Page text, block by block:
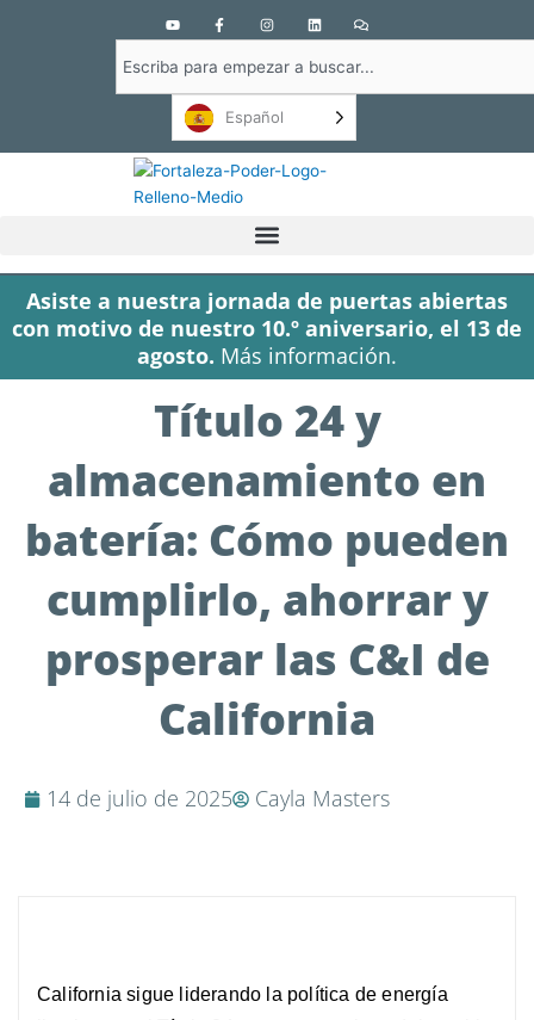
Y
o
u
t
u
b
F
a
c
e
b
o
f
I
n
s
t
a
g
a
L
i
n
k
e
d
C
o
m
e
n
t
en
Español
Asiste a nuestra jornada de puertas abiertas
con motivo de nuestro 10.º aniversario, el 13 de
agosto. Más información.
Título 24 y
almacenamiento en
batería: Cómo pueden
cumplirlo, ahorrar y
prosperar las C&I de
California
14 de julio de 2025 Cayla Masters
California sigue liderando la política de energía